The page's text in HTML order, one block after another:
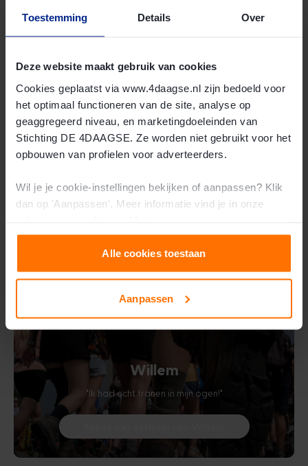
Toestemming Details Over
Deze website maakt gebruik van cookies
Cookies geplaatst via www.4daagse.nl zijn bedoeld voor
het optimaal functioneren van de site, analyse op
geaggregeerd niveau, en marketingdoeleinden van
Stichting DE 4DAAGSE. Ze worden niet gebruikt voor het
opbouwen van profielen voor adverteerders.
Wil je je cookie-instellingen bekijken of aanpassen? Klik
dan op 'Aanpassen'. Meer informatie vind je in onze
Alle cookies toestaan
Aanpassen
Willem
"Ik had echt tranen in mijn ogen!"